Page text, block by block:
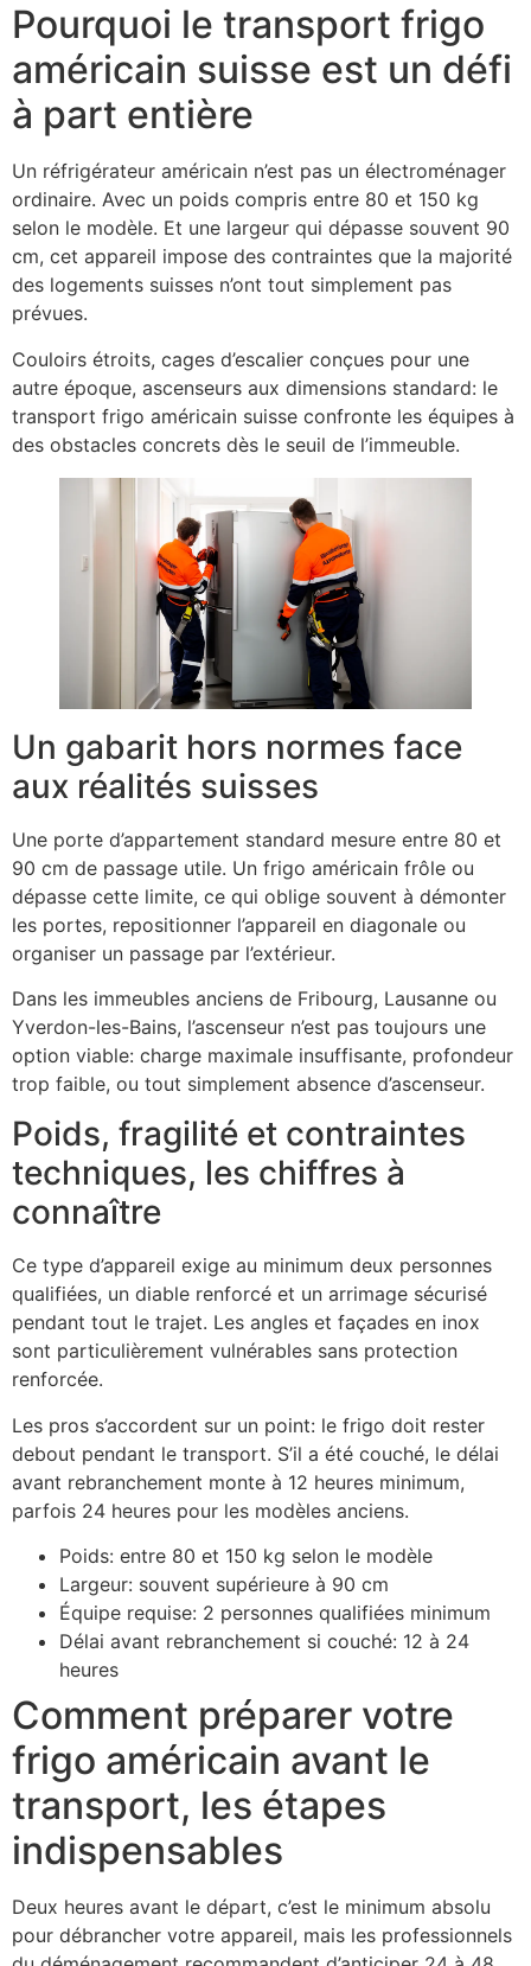
Pourquoi le transport frigo
américain suisse est un défi
à part entière
Un réfrigérateur américain n’est pas un électroménager
ordinaire. Avec un poids compris entre 80 et 150 kg
selon le modèle. Et une largeur qui dépasse souvent 90
cm, cet appareil impose des contraintes que la majorité
des logements suisses n’ont tout simplement pas
prévues.
Couloirs étroits, cages d’escalier conçues pour une
autre époque, ascenseurs aux dimensions standard: le
transport frigo américain suisse confronte les équipes à
des obstacles concrets dès le seuil de l’immeuble.
Un gabarit hors normes face
aux réalités suisses
Une porte d’appartement standard mesure entre 80 et
90 cm de passage utile. Un frigo américain frôle ou
dépasse cette limite, ce qui oblige souvent à démonter
les portes, repositionner l’appareil en diagonale ou
organiser un passage par l’extérieur.
Dans les immeubles anciens de Fribourg, Lausanne ou
Yverdon-les-Bains, l’ascenseur n’est pas toujours une
option viable: charge maximale insuffisante, profondeur
trop faible, ou tout simplement absence d’ascenseur.
Poids, fragilité et contraintes
techniques, les chiffres à
connaître
Ce type d’appareil exige au minimum deux personnes
qualifiées, un diable renforcé et un arrimage sécurisé
pendant tout le trajet. Les angles et façades en inox
sont particulièrement vulnérables sans protection
renforcée.
Les pros s’accordent sur un point: le frigo doit rester
debout pendant le transport. S’il a été couché, le délai
avant rebranchement monte à 12 heures minimum,
parfois 24 heures pour les modèles anciens.
Poids: entre 80 et 150 kg selon le modèle
Largeur: souvent supérieure à 90 cm
Équipe requise: 2 personnes qualifiées minimum
Délai avant rebranchement si couché: 12 à 24
heures
Comment préparer votre
frigo américain avant le
transport, les étapes
indispensables
Deux heures avant le départ, c’est le minimum absolu
pour débrancher votre appareil, mais les professionnels